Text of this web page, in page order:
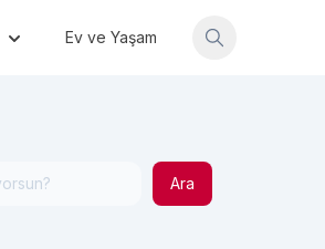
Ev ve Yaşam
Ara